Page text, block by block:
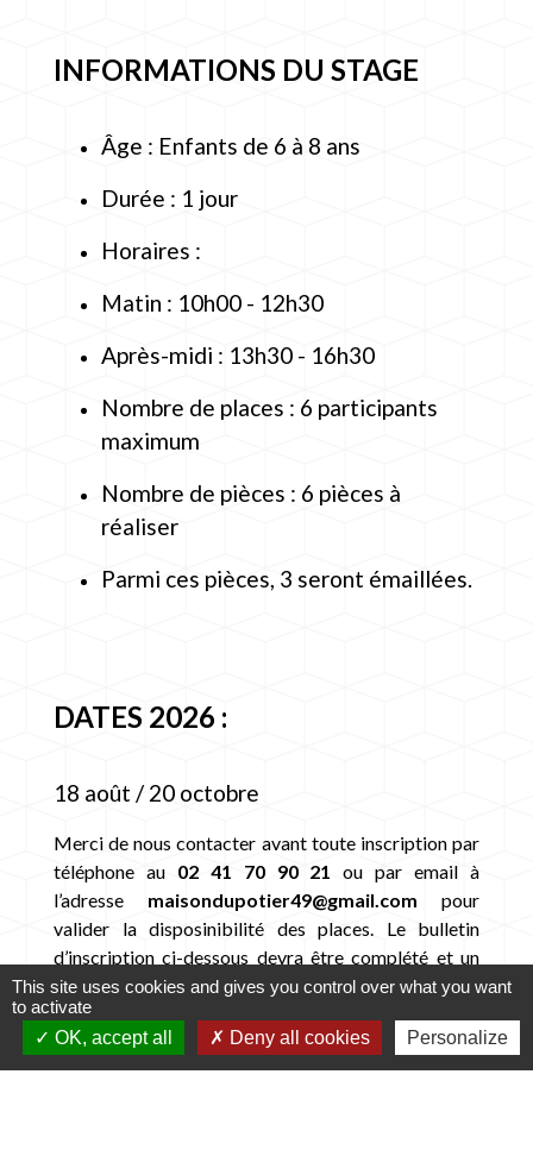
INFORMATIONS DU STAGE
Âge : Enfants de 6 à 8 ans
Durée : 1 jour
Horaires :
Matin : 10h00 - 12h30
Après-midi : 13h30 - 16h30
Nombre de places : 6 participants
maximum
Nombre de pièces : 6 pièces à
réaliser
Parmi ces pièces, 3 seront émaillées.
DATES 2026 :
18 août / 20 octobre
Merci de nous contacter avant toute inscription par
téléphone au 02 41 70 90 21
ou par email à
l’adresse maisondupotier49@gmail.com pour
valider la disposinibilité des places. Le bulletin
d’inscription ci-dessous devra être complété et un
acompte versé pour valider votre réservation.
This site uses cookies and gives you control over what you want
to activate
OK, accept all
Deny all cookies Personalize